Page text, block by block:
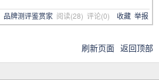
品牌测评鉴赏家 阅读(28) 评论(0) 收藏 举报
刷新页面 返回顶部